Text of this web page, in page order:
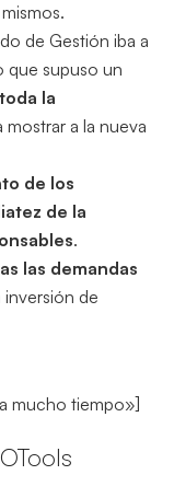
de Gestión iba a
que supuso un
la
mostrar a la nueva
de los
de la
.
las demandas
inversión de
mucho tiempo»]